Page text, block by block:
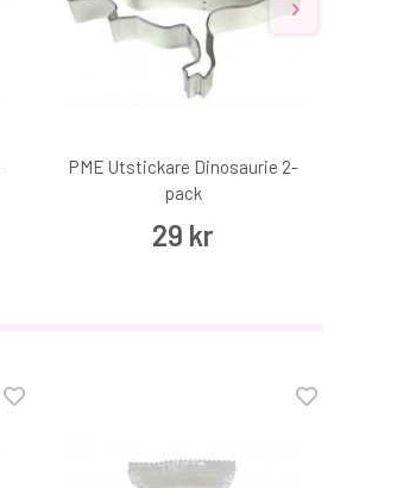
PME Utstickare Dinosaurie 2-
pack
29 kr